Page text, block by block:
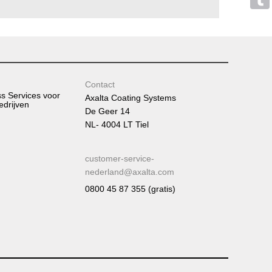
Services voor
Contact
Axalta Coating Systems
De Geer 14
NL- 4004 LT Tiel
customer-service-
nederland@axalta.com
0800 45 87 355 (gratis)